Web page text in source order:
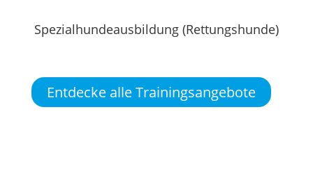
Spezialhundeausbildung (Rettungshunde)
Entdecke alle Trainingsangebote